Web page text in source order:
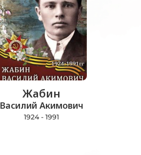
Жабин
Василий Акимович
1924 - 1991